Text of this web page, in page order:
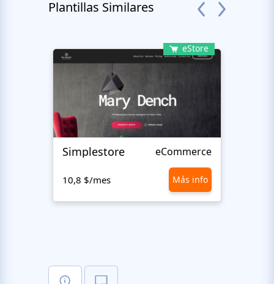
Plantillas Similares
eStore
Simplestore eCommerce
10,8 $/mes Más info